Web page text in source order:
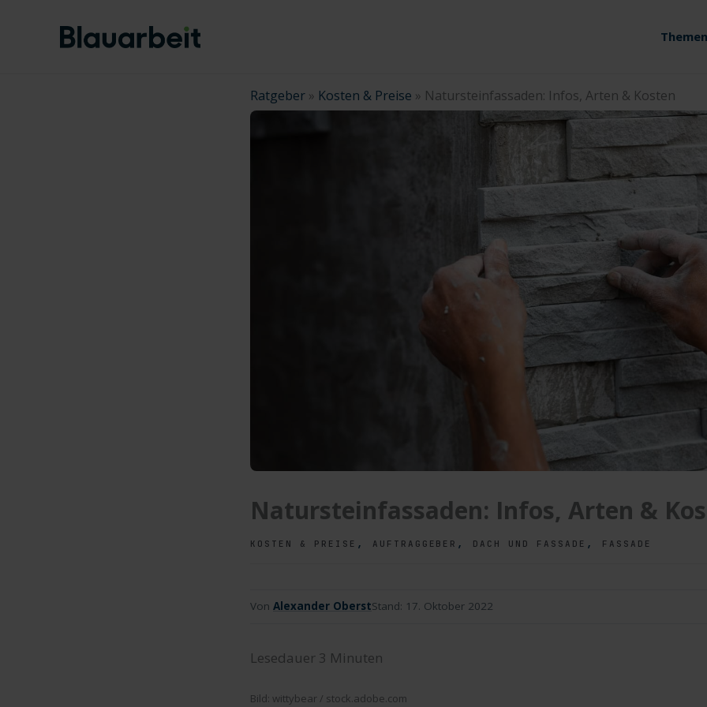
Ratgeber » Kosten & Preise » Natursteinfassaden: Infos, Arten & Kosten
Natursteinfassaden: Infos, Arten &
KOSTEN & PREISE , AUFTRAGGEBER , DACH UND FASSADE , FASSADE
Von Alexander OberstStand: 17. Oktober 2022
Lesedauer 3 Minuten
Bild: wittybear / stock.adobe.com